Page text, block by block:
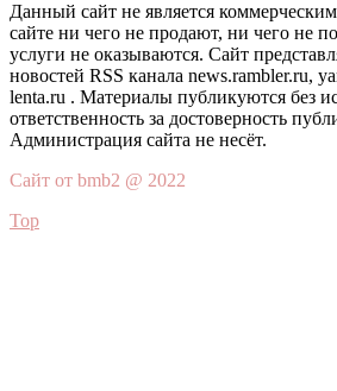
Данный сайт не является
сайте ни чего не продают, ни чего не
услуги не оказываются. Сайт
новостей RSS канала news.rambler.ru,
lenta.ru . Материалы публикуются без
ответственность за достоверность
Администрация сайта не несёт.
Сайт от bmb2 @ 2022
Top